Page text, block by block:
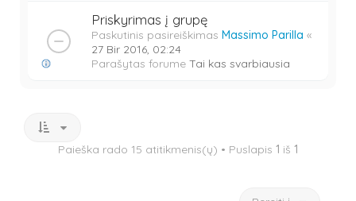
Priskyrimas į grupę
Paskutinis pasireiškimas Massimo Parilla «
27 Bir 2016, 02:24
Parašytas forume Tai kas svarbiausia
Paieška rado 15 atitikmenis(ų) • Puslapis 1 iš 1